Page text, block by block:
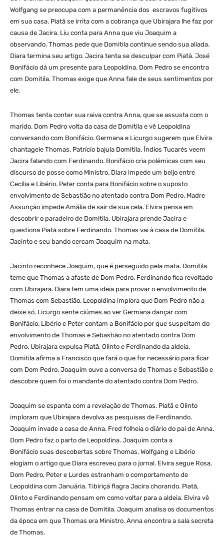
Wolfgang se preocupa com a permanência dos escravos fugitivos
em sua casa. Piatã se irrita com a cobrança que Ubirajara lhe faz por
causa de Jacira. Liu conta para Anna que viu Joaquim a
observando. Thomas pede que Domitila continue sendo sua aliada.
Diara termina seu artigo. Jacira tenta se desculpar com Piatã. José
Bonifácio dá um presente para Leopoldina. Dom Pedro se encontra
com Domitila. Thomas exige que Anna fale de seus sentimentos por
ele.
Thomas tenta conter sua raiva contra Anna, que se assusta com o
marido. Dom Pedro volta da casa de Domitila e vê Leopoldina
conversando com Bonifácio. Germana e Licurgo sugerem que Elvira
chantageie Thomas. Patrício bajula Domitila. Índios Tucarés veem
Jacira falando com Ferdinando. Bonifácio cria polêmicas com seu
discurso de posse como Ministro. Diara impede um beijo entre
Cecília e Libério. Peter conta para Bonifácio sobre o suposto
envolvimento de Sebastião no atentado contra Dom Pedro. Madre
Assunção impede Amália de sair de sua cela. Elvira pensa em
descobrir o paradeiro de Domitila. Ubirajara prende Jacira e
questiona Piatã sobre Ferdinando. Thomas vai à casa de Domitila.
Jacinto e seu bando cercam Joaquim na mata.
Jacinto reconhece Joaquim, que é perseguido pela mata. Domitila
teme que Thomas a afaste de Dom Pedro. Ferdinando fica revoltado
com Ubirajara. Diara tem uma ideia para provar o envolvimento de
Thomas com Sebastião. Leopoldina implora que Dom Pedro não a
deixe só. Licurgo sente ciúmes ao ver Germana dançar com
Bonifácio. Libério e Peter contam a Bonifácio por que suspeitam do
envolvimento de Thomas e Sebastião no atentado contra Dom
Pedro. Ubirajara expulsa Piatã, Olinto e Ferdinando da aldeia.
Domitila afirma a Francisco que fará o que for necessário para ficar
com Dom Pedro. Joaquim ouve a conversa de Thomas e Sebastião e
descobre quem foi o mandante do atentado contra Dom Pedro.
Joaquim se espanta com a revelação de Thomas. Piatã e Olinto
imploram que Ubirajara devolva as pesquisas de Ferdinando.
Joaquim invade a casa de Anna. Fred folheia o diário do pai de Anna.
Dom Pedro faz o parto de Leopoldina. Joaquim conta a
Bonifácio suas descobertas sobre Thomas. Wolfgang e Libério
elogiam o artigo que Diara escreveu para o jornal. Elvira segue Rosa.
Dom Pedro, Peter e Lurdes estranham o comportamento de
Leopoldina com Januária. Tibiriçá flagra Jacira chorando. Piatã,
Olinto e Ferdinando pensam em como voltar para a aldeia. Elvira vê
Thomas entrar na casa de Domitila. Joaquim analisa os documentos
da época em que Thomas era Ministro. Anna encontra a sala secreta
de Thomas.